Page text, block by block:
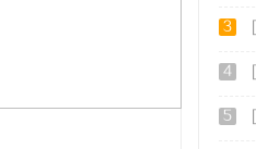
3
4
5